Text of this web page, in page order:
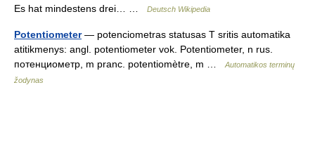
Es hat mindestens drei… …
Deutsch Wikipedia
Potentiometer— potenciometras statusas T sritis automatika
atitikmenys: angl. potentiometer vok. Potentiometer, n rus.
потенциометр, m pranc. potentiomètre, m …
Automatikos terminų
žodynas